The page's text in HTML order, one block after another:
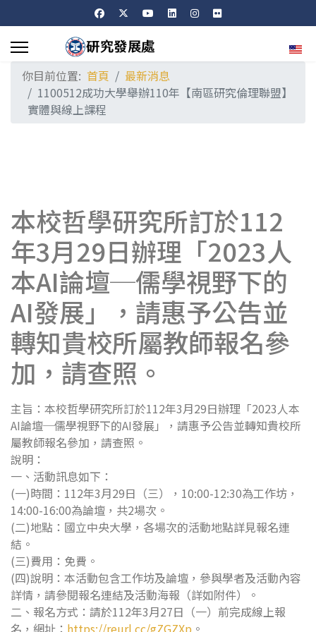
選擇
你目前位置: 首頁
最新消息
1100512成功大學舉辦110年【南區研究倫理聯盟】
實體與線上課程
本校哲學研究所訂於112
年3月29日辦理「2023人
本AI論壇─儒學視野下的
AI發展」，請惠予公告並
轉知貴校所屬教師報名參
加，請查照。
主旨：本校哲學研究所訂於112年3月29日辦理「2023人本
AI論壇─儒學視野下的AI發展」，請惠予公告並轉知貴校所
屬教師報名參加，請查照。
說明：
一、活動訊息如下：
(一)時間：112年3月29日（三），10:00-12:30為工作坊，
14:00-16:00為論壇，共2場次。
(二)地點：國立中央大學，各場次的活動地點詳見報名連
結。
(三)費用：免費。
(四)說明：本活動包含工作坊及論壇，參與學者及活動內容
詳情，請參閱報名連結及活動海報（詳如附件）。
二、報名方式：請於112年3月27日（一）前完成線上報
名，網址： https://reurl.cc/gZGZXp 。